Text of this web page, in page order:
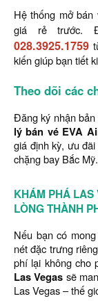
Hệ thống mở
giá rẻ trước.
028.3925.1759
kiến giúp bạn tiết
Theo dõi các
Đăng ký nhận
lý bán vé EVA
giá định kỳ, ưu
chặng bay Bắc Mỹ.
KHÁM PHÁ LAS
LÒNG THÀNH
Nếu bạn có
nét đặc trưng
phí lại không cho
Las Vegas sẽ
Las Vegas – thế